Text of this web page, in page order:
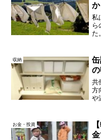
私
ら
た
時
は
収納
共
方
や
お金・投資